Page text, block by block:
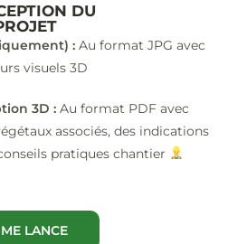
DU
: Au format JPG avec
visuels 3D
3D :Au format PDF avec
associés, des indications
pratiques chantier
LANCE